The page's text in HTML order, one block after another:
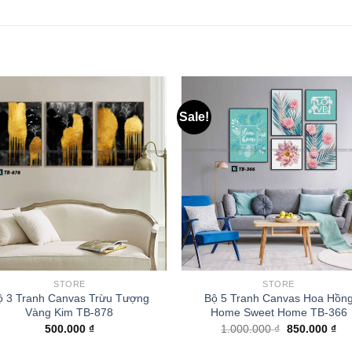
STORE
3 Tranh Canvas Trừu Tượng
Vàng Kim TB-878
500.000 ₫
Sale!
STORE
Bộ 5 Tranh Canvas Hoa
Home Sweet Home TB-366
1.000.000₫ 850.000 ₫